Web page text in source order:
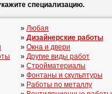
специализацию.
» Любая
» Дизайнерские работы
» Окна и двери
» Другие виды работ
» Стройматериалы
» Фонтаны и скульптуры
» Работы по металлу